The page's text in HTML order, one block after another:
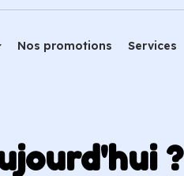
Nos promotions Services
?